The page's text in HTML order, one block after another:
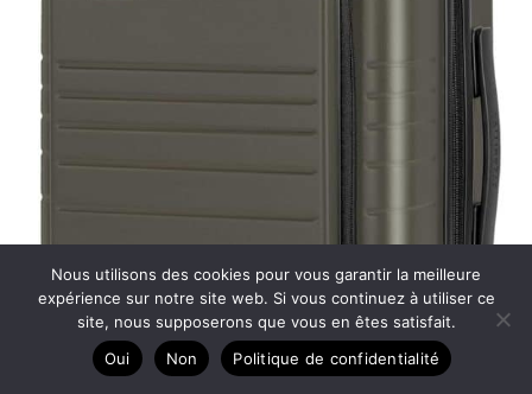
Nous utilisons des cookies pour vous garantir la meilleure
expérience sur notre site web. Si vous continuez à utiliser ce
site, nous supposerons que vous en êtes satisfait.
Oui
Non Politique de confidentialité